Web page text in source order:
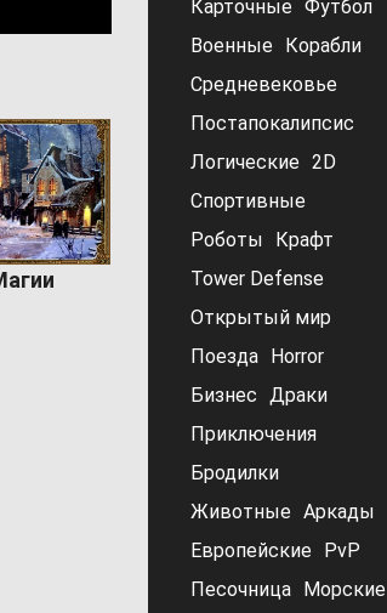
Карточные Футбол
Военные
Корабли
Средневековье
Постапокалипсис
Логические 2D
Спортивные
Роботы
Крафт
Tower Defense
Открытый мир
Поезда
Horror
Бизнес Драки
Приключения
Бродилки
Животные Аркады
Европейские
PvP
Песочница
Морские